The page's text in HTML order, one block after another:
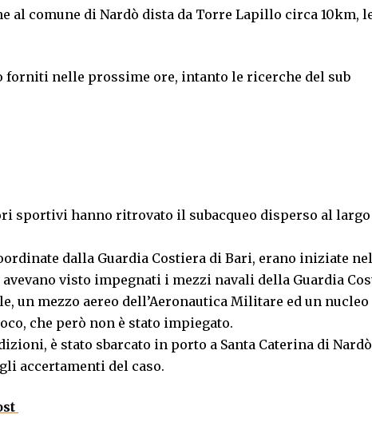
al comune di Nardò dista da Torre Lapillo circa 10km,
nelle prossime ore, intanto le ricerche del sub
sportivi hanno ritrovato il subacqueo disperso al largo
dalla Guardia Costiera di Bari, erano iniziate nel
visto impegnati i mezzi navali della Guardia
un mezzo aereo dell’Aeronautica Militare ed un nucleo
che però non è stato impiegato.
è stato sbarcato in porto a Santa Caterina di
accertamenti del caso.